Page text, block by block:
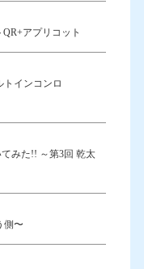
アプリコット
インコンロ
みた!! ～第3回 乾太
側〜